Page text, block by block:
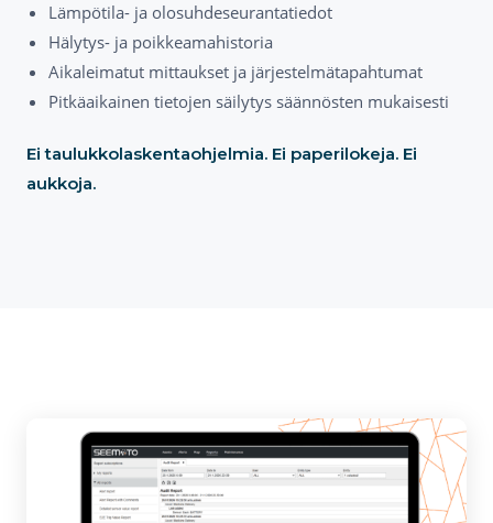
Lämpötila- ja olosuhdeseurantatiedot
Hälytys- ja poikkeamahistoria
Aikaleimatut mittaukset ja järjestelmätapahtumat
Pitkäaikainen tietojen säilytys säännösten mukaisesti
Ei taulukkolaskentaohjelmia. Ei paperilokeja. Ei
aukkoja.